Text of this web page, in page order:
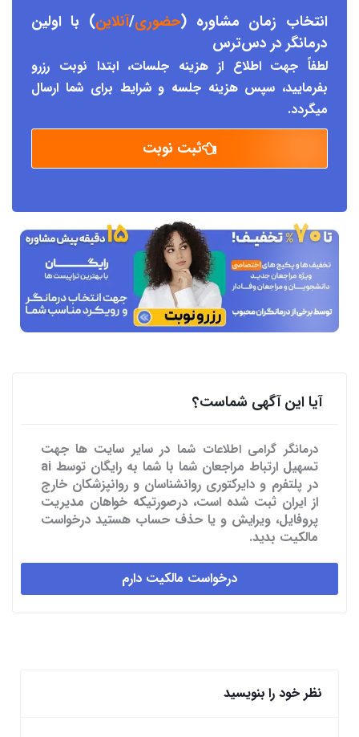
انتخاب زمان مشاوره (حضوری/آنلاین) با اولین
درمانگر در دسترس
لطفاً جهت اطلاع از هزینه جلسات، ابتدا نوبت رزرو
بفرمایید، سپس هزینه جلسه و شرایط برای شما ارسال
میگردد.
ثبت نوبت
آیا این آگهی شماست؟
درمانگر گرامی اطلاعات شما در سایر سایت ها جهت
تسهیل ارتباط مراجعان شما با شما به رایگان توسط ai
در پلتفرم و دایرکتوری روانشناسان و روانپزشکان خارج
از ایران ثبت شده است، درصورتیکه خواهان مدیریت
پروفایل، ویرایش و یا حذف حساب هستید درخواست
مالکیت بدید.
درخواست مالکیت دارم
نظر خود را بنویسید